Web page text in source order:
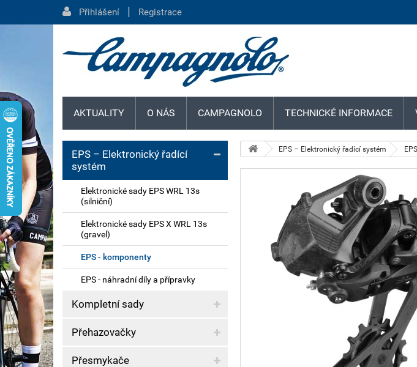
EPS – Elektronický řadící systém
EPS – Elektronický řadící
systém
Elektronické sady EPS WRL 13s
(silniční)
Elektronické sady EPS X WRL 13s
(gravel)
EPS - komponenty
EPS - náhradní díly a přípravky
Kompletní sady
Přehazovačky
Přesmykače
Přihlášení | Registrace
AKTUALITY O NÁS CAMPAGNOLO TECHNICKÉ INFORMACE